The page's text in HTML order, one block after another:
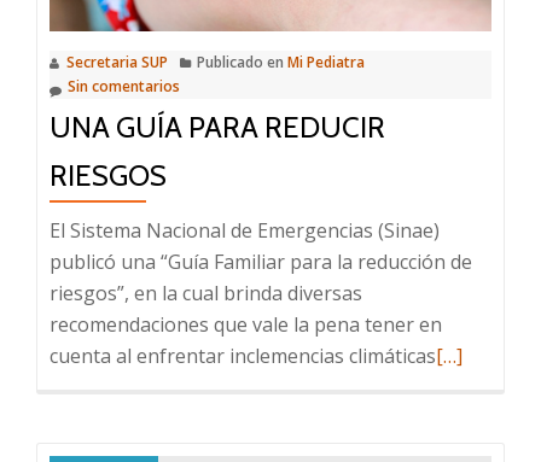
Secretaria SUP Publicado en Mi Pediatra
Sin comentarios
UNA GUÍA PARA REDUCIR
RIESGOS
El Sistema Nacional de Emergencias (Sinae)
publicó una “Guía Familiar para la reducción de
riesgos”, en la cual brinda diversas
recomendaciones que vale la pena tener en
cuenta al enfrentar inclemencias climáticasLeer
[…]